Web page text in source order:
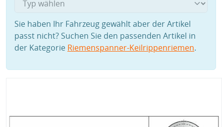
Sie haben Ihr Fahrzeug gewählt aber der Artikel
passt nicht? Suchen Sie den passenden Artikel in
der Kategorie Riemenspanner-Keilrippenriemen.